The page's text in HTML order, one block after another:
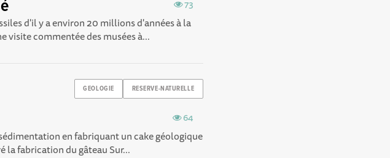
73
d'il y a environ 20 millions d'années à la
visite commentée des musées à...
GEOLOGIE RESERVE-NATURELLE
64
en fabriquant un cake géologique
la fabrication du gâteau Sur...